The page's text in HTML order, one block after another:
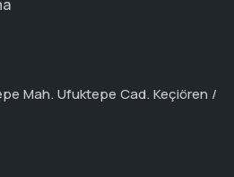
Mah. Ufuktepe Cad. Keçiören /